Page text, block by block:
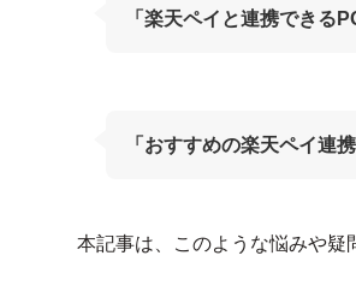
「楽天ペイと連携できる
「おすすめの楽天ペイ連
本記事は、このような悩みや疑